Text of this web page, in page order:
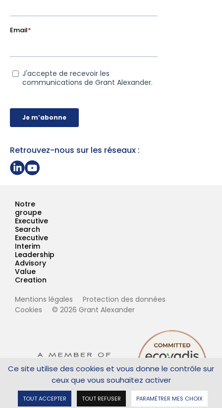
Retrouvez-nous sur les réseaux :
Partager sur Linkedin
Page Youtube Grant Alexander
Notre
groupe
Executive
Search
Executive
Interim
Leadership
Advisory
Value
Creation
Mentions légales
Protection des données
Cookies
© 2026 Grant Alexander
Ce site utilise des cookies et vous donne le contrôle sur
ceux que vous souhaitez activer
Tout accepter Tout refuser Paramétrer mes choix